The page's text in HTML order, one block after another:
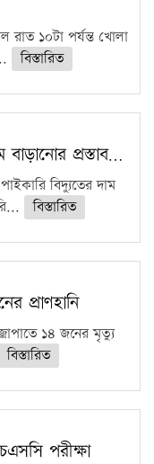
১০টা পর্যন্ত খোলা
বিস্তারিত
প্রস্তাব…
বিদ্যুতের দাম
বিস্তারিত
প্রাণহানি
১৪ জনের মৃত্যু
বিস্তারিত
পরীক্ষা